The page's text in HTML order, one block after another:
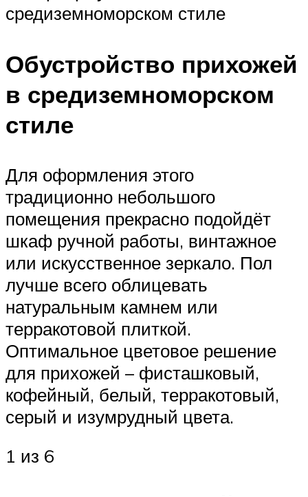
средиземноморском стиле
Обустройство прихожей
в средиземноморском
стиле
Для оформления этого
традиционно небольшого
помещения прекрасно подойдёт
шкаф ручной работы, винтажное
или искусственное зеркало. Пол
лучше всего облицевать
натуральным камнем или
терракотовой плиткой.
Оптимальное цветовое решение
для прихожей – фисташковый,
кофейный, белый, терракотовый,
серый и изумрудный цвета.
1 из 6